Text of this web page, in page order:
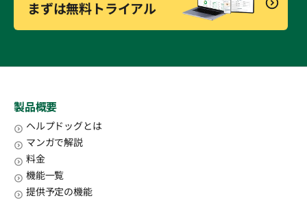
まずは無料トライアル
製品概要
ヘルプドッグとは
マンガで解説
料金
機能一覧
提供予定の機能